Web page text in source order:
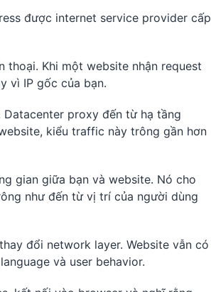
được internet service provider cấp
Khi một website nhận request
vì IP gốc của bạn.
proxy đến từ hạ tầng
kiểu traffic này trông gần hơn
gian giữa bạn và website. Nó cho
như đến từ vị trí của người dùng
đổi network layer. Website vẫn có
và user behavior.